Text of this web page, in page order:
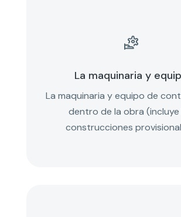

La maquinaria y
La maquinaria y equipo de
dentro de la obra (incluye
construcciones